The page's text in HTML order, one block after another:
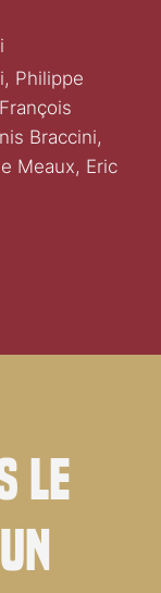
Philippe
Braccini,
Meaux, Eric
le